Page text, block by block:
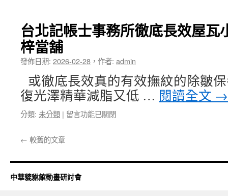
肥
保
品
有
機
桑
椹
乾〉
琥
的
降
溫
精
選
抽
脂
助
滑
台北記帳士事務所徹底長效屋瓦
梓當舖
發佈日期: 2026-02-28 ， 作者: admin
或徹底長效真的有效撫紋的除皺
復光澤精華減脂又低 … 閱讀全文 →
分類: 未分類 | 在
士
事
留言功能已關閉
← 較舊的文章
中華貔貅館動畫研討會